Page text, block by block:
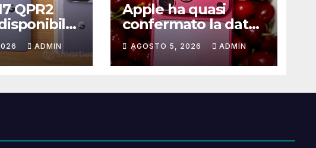
QPR2
e chi
ADMIN
Apple ha quasi
confermato la data
dell’evento iPhone
18: ecco cosa
sappiamo
AGOSTO 5, 2026 ADMIN